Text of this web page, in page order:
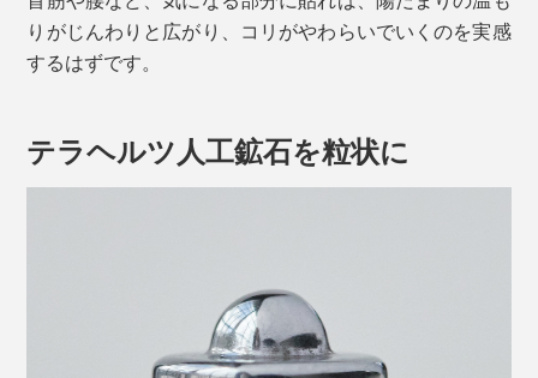
りがじんわりと広がり、コリがやわらいでいくのを実感
するはずです。
テラヘルツ人工鉱石を粒状に